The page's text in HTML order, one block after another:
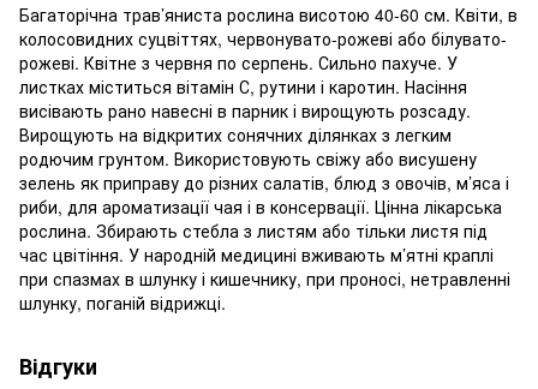
Багаторічна трав’яниста рослина висотою 40-60 см. Квіти, в
колосовидних суцвіттях, червонувато-рожеві або білувато-
рожеві. Квітне з червня по серпень. Сильно пахуче. У
листках міститься вітамін С, рутини і каротин. Насіння
висівають рано навесні в парник і вирощують розсаду.
Вирощують на відкритих сонячних ділянках з легким
родючим грунтом. Використовують свіжу або висушену
зелень як приправу до різних салатів, блюд з овочів, м’яса і
риби, для ароматизації чая і в консервації. Цінна лікарська
рослина. Збирають стебла з листям або тільки листя під
час цвітіння. У народній медицині вживають м’ятні краплі
при спазмах в шлунку і кишечнику, при проносі, нетравленні
шлунку, поганій відрижці.
Відгуки